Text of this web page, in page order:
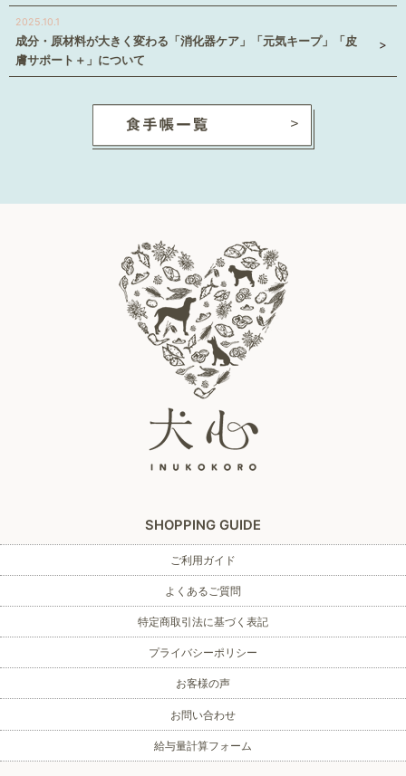
2025.10.1
成分・原材料が大きく変わる「消化器ケア」「元気キープ」「皮
膚サポート＋」について
SHOPPING GUIDE
ご利用ガイド
よくあるご質問
特定商取引法に基づく表記
プライバシーポリシー
お客様の声
お問い合わせ
給与量計算フォーム